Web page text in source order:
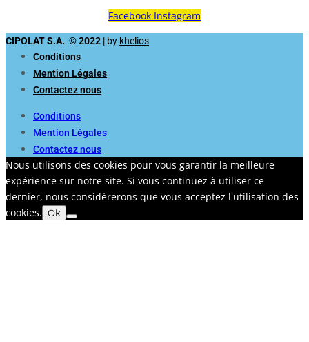
Facebook Instagram
CIPOLAT S.A. © 2022 | by khelios
Conditions
Mention Légales
Contactez nous
Conditions
Mention Légales
Contactez nous
Nous utilisons des cookies pour vous garantir la meilleure
expérience sur notre site. Si vous continuez à utiliser ce
dernier, nous considérerons que vous acceptez l'utilisation des
cookies. Ok